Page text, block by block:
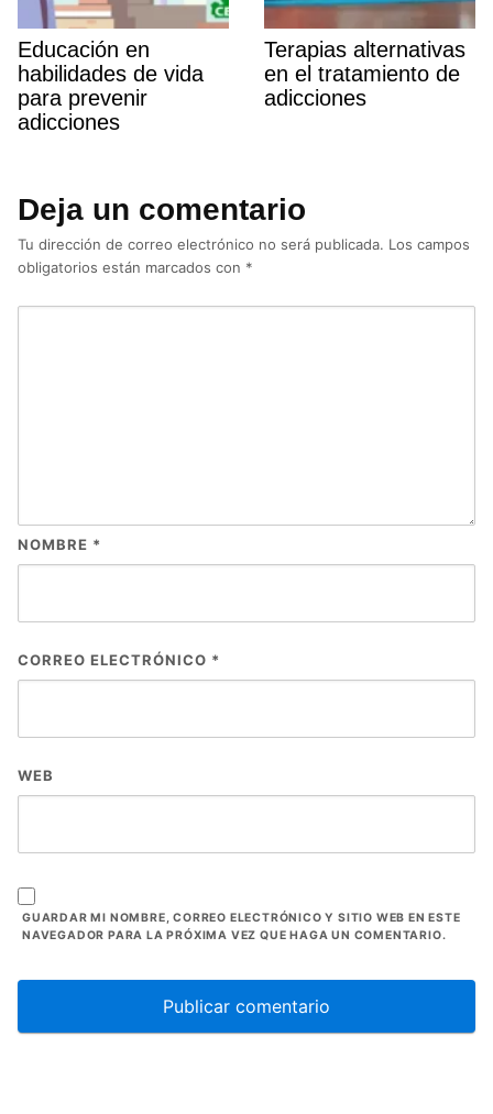
Educación en
habilidades de vida
para prevenir
adicciones
Terapias alternativas
en el tratamiento de
adicciones
Deja un comentario
Tu dirección de correo electrónico no será publicada. Los campos
obligatorios están marcados con *
NOMBRE *
CORREO ELECTRÓNICO *
WEB
GUARDAR MI NOMBRE, CORREO ELECTRÓNICO Y SITIO WEB EN ESTE
NAVEGADOR PARA LA PRÓXIMA VEZ QUE HAGA UN COMENTARIO.